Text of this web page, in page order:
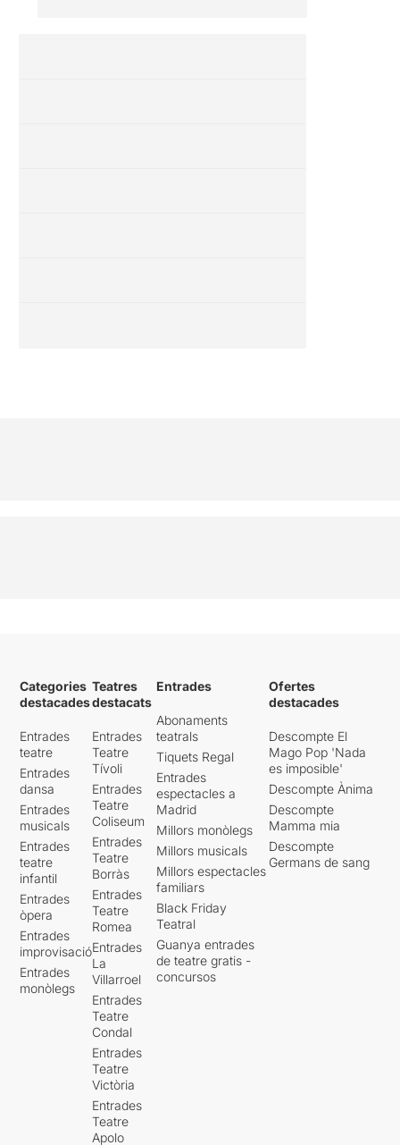
Categories
destacades
Entrades
teatre
Entrades
dansa
Entrades
musicals
Entrades
teatre
infantil
Entrades
òpera
Entrades
improvisació
Entrades
monòlegs
Teatres
destacats
Entrades
Teatre
Tívoli
Entrades
Teatre
Coliseum
Entrades
Teatre
Borràs
Entrades
Teatre
Romea
Entrades
La
Villarroel
Entrades
Teatre
Condal
Entrades
Teatre
Victòria
Entrades
Teatre
Apolo
Entrades
Abonaments
teatrals
Tiquets Regal
Entrades
espectacles a
Madrid
Millors monòlegs
Millors musicals
Millors espectacles
familiars
Black Friday
Teatral
Guanya entrades
de teatre gratis -
concursos
Ofertes
destacades
Descompte El
Mago Pop 'Nada
es imposible'
Descompte Ànima
Descompte
Mamma mia
Descompte
Germans de sang